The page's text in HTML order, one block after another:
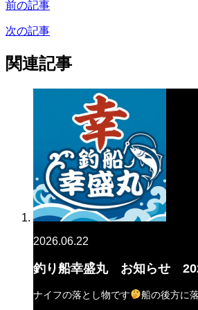
前の記事
次の記事
関連記事
2026.06.22
釣り船幸盛丸 お知らせ
ナイフの落とし物です 船の後方に